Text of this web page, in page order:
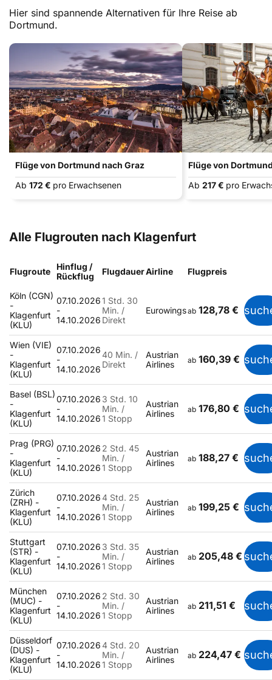
Hier sind spannende Alternativen für Ihre Reise ab
Dortmund.
Flüge von Dortmund nach Graz
Ab 172 € pro Erwachsenen
Flüge von
Ab 217 € pro
Alle Flugrouten nach Klagenfurt
Flugroute
Hinflug /
Rückflug
FlugdauerAirline Flugpreis
Köln (CGN)
-
Klagenfurt
(KLU)
07.10.2026
-
14.10.2026
1 Std. 30
Min. /
Direkt
Eurowingsab 128,78 €
Wien (VIE)
-
Klagenfurt
(KLU)
07.10.2026
-
14.10.2026
40 Min. /
Direkt
Austrian
Airlines
ab 160,39 €
Basel (BSL)
-
Klagenfurt
(KLU)
07.10.2026
-
14.10.2026
3 Std. 10
Min. /
1 Stopp
Austrian
Airlines
ab 176,80 €
Prag (PRG)
-
Klagenfurt
(KLU)
07.10.2026
-
14.10.2026
2 Std. 45
Min. /
1 Stopp
Austrian
Airlines
ab 188,27 €
Zürich
(ZRH) -
Klagenfurt
(KLU)
07.10.2026
-
14.10.2026
4 Std. 25
Min. /
1 Stopp
Austrian
Airlines
ab 199,25 €
Stuttgart
(STR) -
Klagenfurt
(KLU)
07.10.2026
-
14.10.2026
3 Std. 35
Min. /
1 Stopp
Austrian
Airlines
ab 205,48 €
München
(MUC) -
Klagenfurt
(KLU)
07.10.2026
-
14.10.2026
2 Std. 30
Min. /
1 Stopp
Austrian
Airlines
ab 211,51 €
Düsseldorf
(DUS) -
Klagenfurt
(KLU)
07.10.2026
-
14.10.2026
4 Std. 20
Min. /
1 Stopp
Austrian
Airlines
ab 224,47 €